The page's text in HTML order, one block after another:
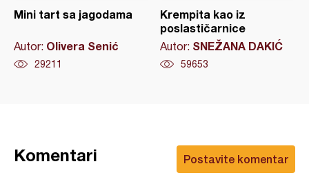
Mini tart sa jagodama
Autor: Olivera Senić
29211
Krempita kao iz
poslastičarnice
Autor: SNEŽANA DAKIĆ
59653
Postavite komentar
Komentari